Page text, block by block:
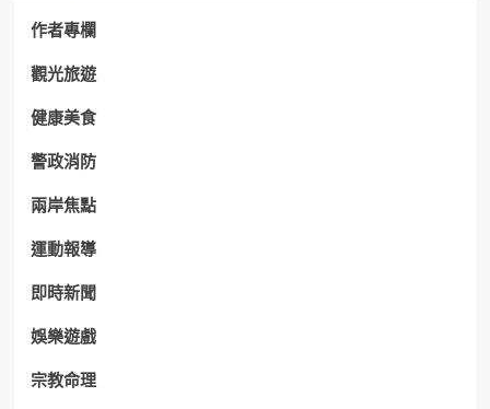
作者專欄
觀光旅遊
健康美食
警政消防
兩岸焦點
運動報導
即時新聞
娛樂遊戲
宗教命理